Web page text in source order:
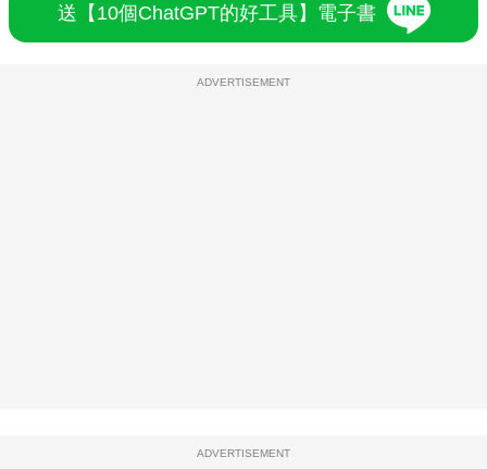
送【10個ChatGPT的好工具】電子書
ADVERTISEMENT
ADVERTISEMENT